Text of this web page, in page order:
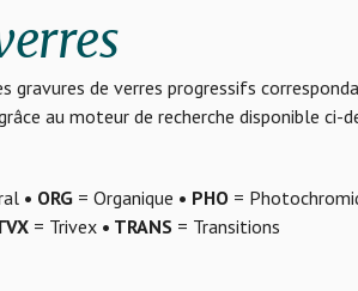
gravures de verres progressifs
au moteur de recherche disponible ci-
• ORG= Organique • PHO=
= Trivex • TRANS= Transitions